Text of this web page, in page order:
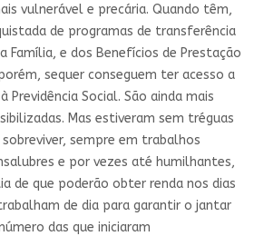
vulnerável e precária. Quando têm,
de programas de transferência
Família, e dos Benefícios de Prestação
sequer conseguem ter acesso a
Previdência Social. São ainda mais
Mas estiveram sem tréguas
sempre em trabalhos
e por vezes até humilhantes,
de que poderão obter renda nos dias
de dia para garantir o jantar
das que iniciaram